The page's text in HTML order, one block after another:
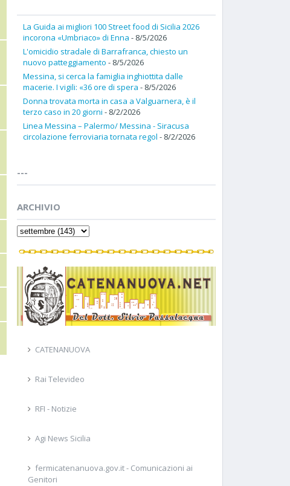
La Guida ai migliori 100 Street food di Sicilia 2026
incorona «Umbriaco» di Enna - 8/5/2026
L'omicidio stradale di Barrafranca, chiesto un
nuovo patteggiamento - 8/5/2026
Messina, si cerca la famiglia inghiottita dalle
macerie. I vigili: «36 ore di spera - 8/5/2026
Donna trovata morta in casa a Valguarnera, è il
terzo caso in 20 giorni - 8/2/2026
Linea Messina – Palermo/ Messina - Siracusa
circolazione ferroviaria tornata regol - 8/2/2026
---
ARCHIVIO
CATENANUOVA
Rai Televideo
RFI - Notizie
Agi News Sicilia
fermicatenanuova.gov.it - Comunicazioni ai
Genitori